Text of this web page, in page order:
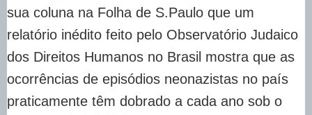
sua coluna na Folha de S.Paulo que um
relatório inédito feito pelo Observatório Judaico
dos Direitos Humanos no Brasil mostra que as
ocorrências de episódios neonazistas no país
praticamente têm dobrado a cada ano sob o